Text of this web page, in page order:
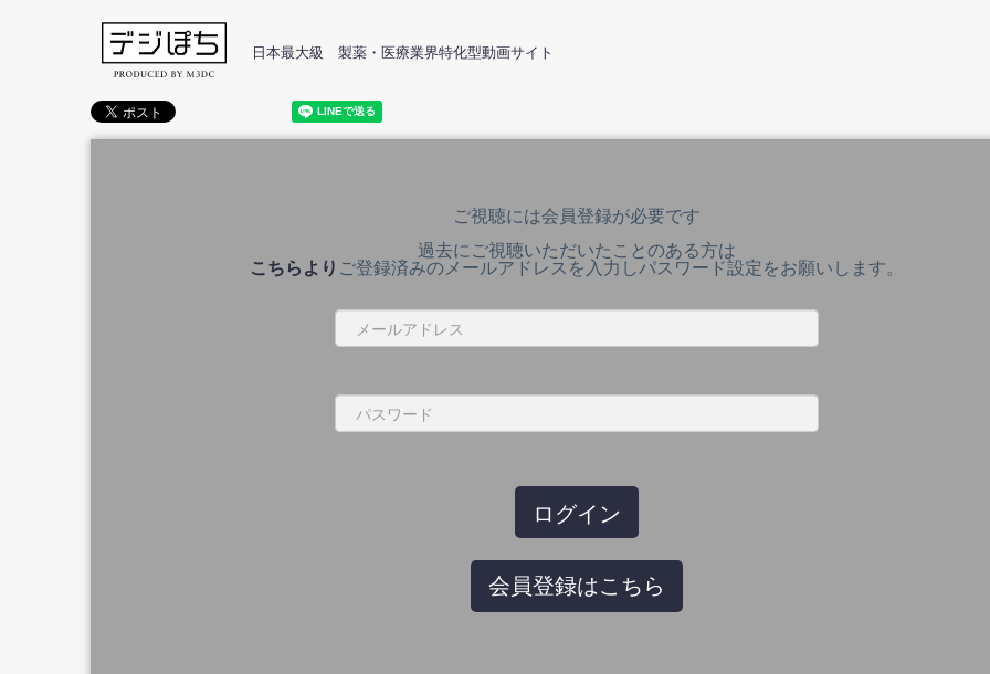
日本最大級 製薬・医療業界特化型動画サイト
ご視聴には会員登録が必要です
過去にご視聴いただいたことのある方は
こちらより ご登録済みのメールアドレスを入力しパスワード設定をお願いします。
ログイン
会員登録はこちら